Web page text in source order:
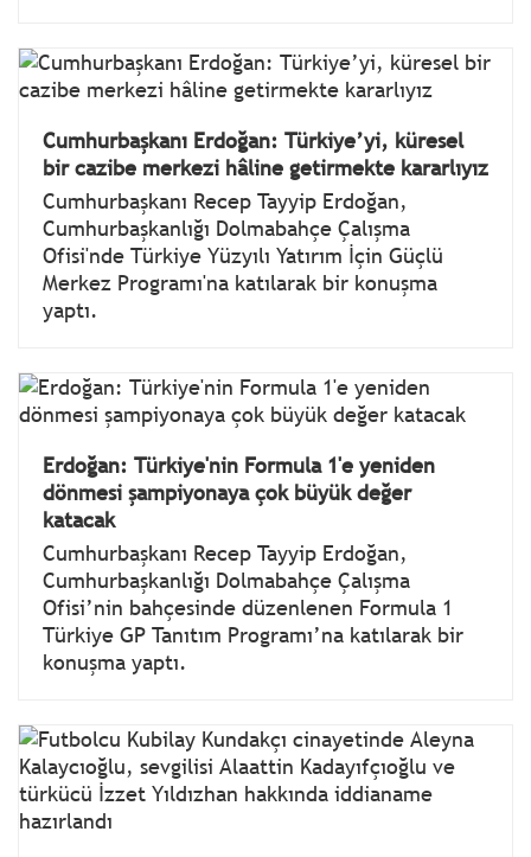
Cumhurbaşkanı Erdoğan: Türkiye’yi, küresel
bir cazibe merkezi hâline getirmekte kararlıyız
Cumhurbaşkanı Recep Tayyip Erdoğan,
Cumhurbaşkanlığı Dolmabahçe Çalışma
Ofisi'nde Türkiye Yüzyılı Yatırım İçin Güçlü
Merkez Programı'na katılarak bir konuşma
yaptı.
Erdoğan: Türkiye'nin Formula 1'e yeniden
dönmesi şampiyonaya çok büyük değer
katacak
Cumhurbaşkanı Recep Tayyip Erdoğan,
Cumhurbaşkanlığı Dolmabahçe Çalışma
Ofisi’nin bahçesinde düzenlenen Formula 1
Türkiye GP Tanıtım Programı’na katılarak bir
konuşma yaptı.